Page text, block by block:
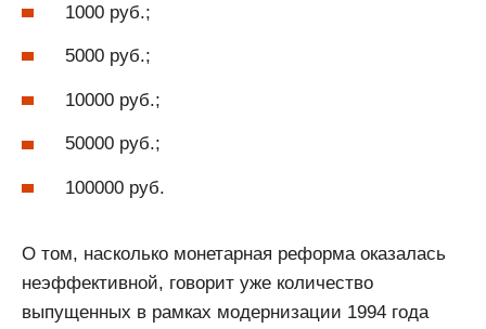
1000 руб.;
5000 руб.;
10000 руб.;
50000 руб.;
100000 руб.
О том, насколько монетарная реформа оказалась
неэффективной, говорит уже количество
выпущенных в рамках модернизации 1994 года